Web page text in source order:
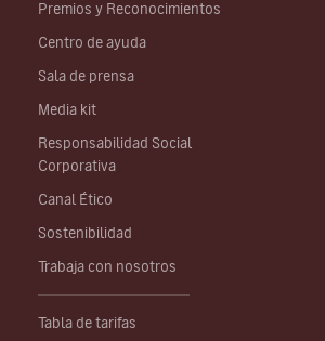
Premios y Reconocimientos
Centro de ayuda
Sala de prensa
Media kit
Responsabilidad Social
Corporativa
Canal Ético
Sostenibilidad
Trabaja con nosotros
Tabla de tarifas